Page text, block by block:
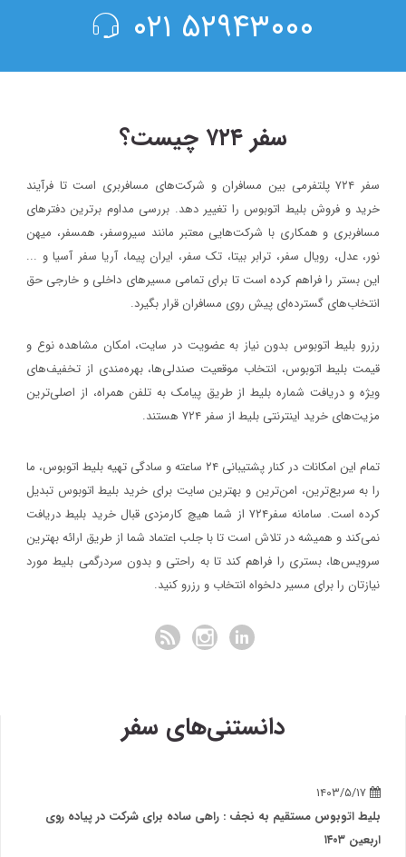
۵۲۹۴۳۰۰۰ ۰۲۱
سفر ۷۲۴ چیست؟
سفر ۷۲۴ پلتفرمی بین مسافران و شرکت‌های مسافربری است تا فرآیند
خرید و فروش بلیط اتوبوس را تغییر دهد. بررسی مداوم برترین دفترهای
مسافربری و همکاری با شرکت‌هایی معتبر مانند سیروسفر، همسفر، میهن‌
نور، عدل، رویال سفر، ترابر بیتا، تک سفر، ایران پیما، آریا سفر آسیا و ...
این بستر را فراهم کرده است تا برای تمامی مسیرهای داخلی و خارجی حق
انتخاب‌های گسترده‌ای پیش روی مسافران قرار بگیرد.
رزرو بلیط اتوبوس بدون نیاز به عضویت در سایت، امکان مشاهده نوع و
قیمت بلیط اتوبوس، انتخاب موقعیت صندلی‌ها، بهره‌مندی از تخفیف‌های
ویژه و دریافت شماره‌ بلیط از طریق پیامک به تلفن همراه، از اصلی‌ترین
مزیت‌های خرید اینترنتی بلیط از سفر ۷۲۴ هستند.
تمام این امکانات در کنار پشتیبانی‌ ۲۴ ساعته و سادگی تهیه بلیط اتوبوس، ما
را به سریع‌ترین، امن‌ترین و بهترین سایت برای خرید بلیط اتوبوس تبدیل
کرده است. سامانه سفر۷۲۴ از شما هیچ کارمزدی قبال خرید بلیط دریافت
نمی‌کند و همیشه در تلاش است تا با جلب اعتماد شما از طریق ارائه بهترین
سرویس‌ها، بستری را فراهم کند تا به راحتی و بدون سردرگمی بلیط مورد
نیازتان را برای مسیر دلخواه انتخاب و رزرو کنید.
دانستنی‌های سفر
بلیط اتوبوس مستقیم به نجف : راهی ساده برای شرکت در پیاده روی
اربعین ۱۴۰۳